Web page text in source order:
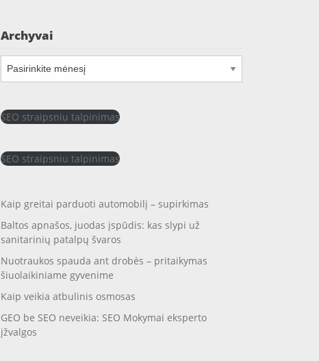
Archyvai
Archyvai
SEO straipsniu talpinimas
SEO straipsniu talpinimas
Kaip greitai parduoti automobilį – supirkimas
Baltos apnašos, juodas įspūdis: kas slypi už
sanitarinių patalpų švaros
Nuotraukos spauda ant drobės – pritaikymas
šiuolaikiniame gyvenime
Kaip veikia atbulinis osmosas
GEO be SEO neveikia: SEO Mokymai eksperto
įžvalgos